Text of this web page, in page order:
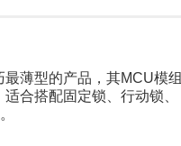
薄型的产品，其MCU模组
合搭配固定锁、行动锁、